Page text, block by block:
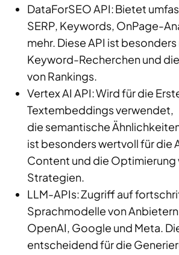
DataForSEO API: Bietet
SERP, Keywords, OnPage-
mehr. Diese API ist
Keyword-Recherchen und
von Rankings.
Vertex AI API: Wird für die
Textembeddings verwendet,
die semantische
ist besonders wertvoll für die
Content und die Optimierung
Strategien.
LLM-APIs: Zugriff auf
Sprachmodelle von
OpenAI, Google und Meta.
entscheidend für die